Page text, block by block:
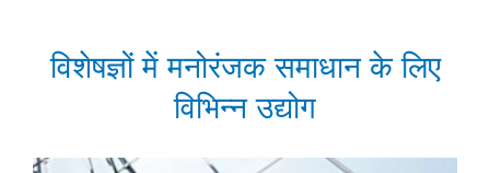
विशेषज्ञों में मनोरंजक समाधान के लिए
विभिन्न उद्योग